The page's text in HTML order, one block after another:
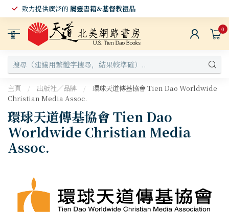
致力提供廣泛的屬靈書籍&基督教禮品
選
單
0
主頁 / 出版社／品牌 /
環球天道傳基協會 Tien Dao Worldwide
Christian Media Assoc.
環球天道傳基協會 Tien Dao
Worldwide Christian Media
Assoc.